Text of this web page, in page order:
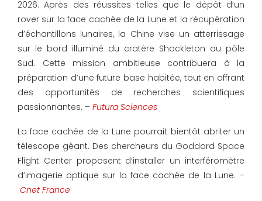
2026. Après des réussites telles que le dépôt d’un
rover sur la face cachée de la Lune et la récupération
d’échantillons lunaires, la Chine vise un atterrissage
sur le bord illuminé du cratère Shackleton au pôle
Sud. Cette mission ambitieuse contribuera à la
préparation d’une future base habitée, tout en offrant
des opportunités de recherches scientifiques
passionnantes. – Futura Sciences
La face cachée de la Lune pourrait bientôt abriter un
télescope géant. Des chercheurs du Goddard Space
Flight Center proposent d’installer un interféromètre
d’imagerie optique sur la face cachée de la Lune. –
Cnet France